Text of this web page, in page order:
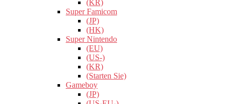
(KR)
Super Famicom
(JP)
(HK)
Super Nintendo
(EU)
(US-)
(KR)
(Starten Sie)
Gameboy
(JP)